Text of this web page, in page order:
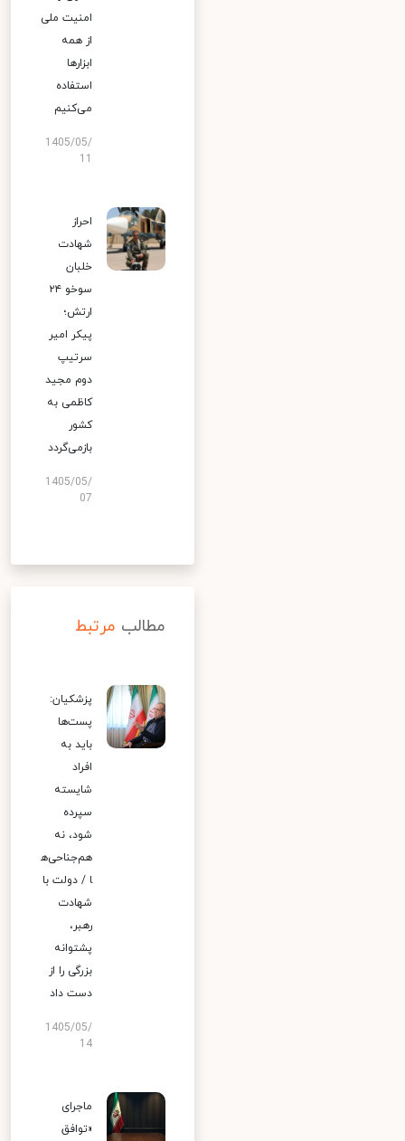
امنیت ملی
از همه
ابزارها
استفاده
می‌کنیم
1405/05/
احراز
شهادت
خلبان
سوخو ۲۴
ارتش؛
پیکر امیر
سرتیپ
دوم مجید
کاظمی به
کشور
بازمی‌گردد
1405/05/
07
مطالب مرتبط
پزشکیان:
پست‌ها
باید به
افراد
شایسته
سپرده
شود، نه
هم‌جناحی‌ه
ا / دولت با
شهادت
رهبر،
پشتوانه
بزرگی را از
دست داد
1405/05/
14
ماجرای
«توافق